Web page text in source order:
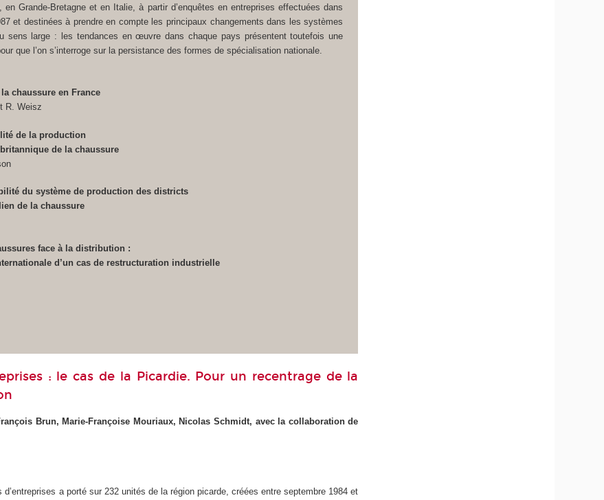
en Grande-Bretagne et en Italie, à partir d’enquêtes en entreprises effectuées dans
et destinées à prendre en compte les principaux changements dans les systèmes
sens large : les tendances en œuvre dans chaque pays présentent toutefois une
que l’on s’interroge sur la persistance des formes de spécialisation nationale.
chaussure en France
R. Weisz
de la production
de la chaussure
du système de production des districts
de la chaussure
face à la distribution :
d’un cas de restructuration industrielle
: le cas de la Picardie. Pour un recentrage de la
Brun, Marie-Françoise Mouriaux, Nicolas Schmidt, avec la collaboration de
d’entreprises a porté sur 232 unités de la région picarde, créées entre septembre 1984 et